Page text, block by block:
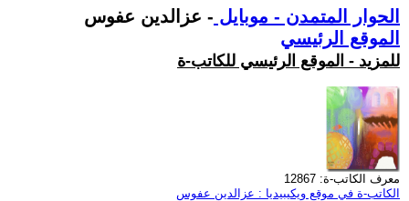
الحوار المتمدن - موبايل - عزالدين عفوس
الموقع الرئيسي
للمزيد - الموقع الرئيسي للكاتب-ة
معرف الكاتب-ة: 12867
الكاتب-ة في موقع ويكيبيديا : عزالدين عفوس